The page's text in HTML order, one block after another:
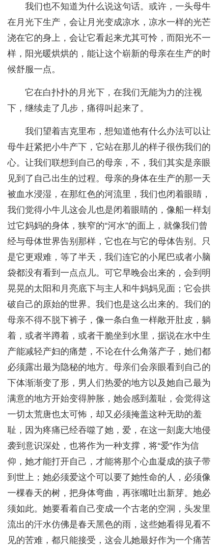
我们也不知道为什么说这句话。或许，一头母牛
在月光下生产，会让月光变成凉水，凉水一样的光芒
浇在它的身上，会让它看起来尤其可怜，而阳光不一
样，阳光暖烘烘的，能让这个崭新的母亲在生产的时
候舒服一点。
它在白扑扑的月光下，在我们无能为力的注视
下，继续走了几步，痛得叫起来了。
我们望着吉克里布，想知道他有什么办法可以让
母牛赶紧把小牛产下，它站在那儿的样子很伤我们的
心。让我们联想到自己的母亲，不，我们其实是亲眼
见到了自己出生的过程。母亲的身体在生产的那一天
被血水浸湿，在那红色的河流里，我们也闭着眼睛，
我们觉得小牛儿这会儿也是闭着眼睛的，像船一样划
过它妈妈的身体，狭窄的“河水”的面上，就像我们曾
经与母体世界告别那样，它也在与它的母体告别。只
是它更艰难，等了半天，我们连它的小尾巴或者小脑
袋都没有看到一点点儿。可它早晚会出来的，会到明
晃晃的太阳和月亮底下与主人和牛妈妈见面；它会拱
破自己的原始的世界。我们也是这么出来的。我们的
母亲不得不脱下裤子，像一条白鱼一样敞开肚皮，躺
着，或者半蹲着，或者干脆坐到水里，据说在水中生
产能减轻产妇的痛楚，不论在什么角落产子，她们都
必须露出最为隐秘的地方。母亲们会亲眼看到自己的
下体渐渐变了形，男人们热爱的地方以及她自己最为
满意的地方开始变得肿胀，她会感到羞耻，会觉得这
一切太荒唐也太可怖，却又必须掩盖这种无助的羞
耻，因为疼痛已经吞噬了她，爱，在这一刻庞大地侵
袭到意识深处，也将作为一种支撑，将“爱”作为信
仰，她才能打开自己，才能将那个心血凝成的孩子带
到世上；她必须爱这个可以要了她性命的人，必须像
一棵春天的树，把身体弯曲，再张嘴吐出新芽。她必
须如此。她要看着自己变成一个古老的空洞，头发里
流出的汗水仿佛是春天黑色的雨，这些她看得见看不
见的苦难，都只能接受，这会儿她最好作为一个痛苦